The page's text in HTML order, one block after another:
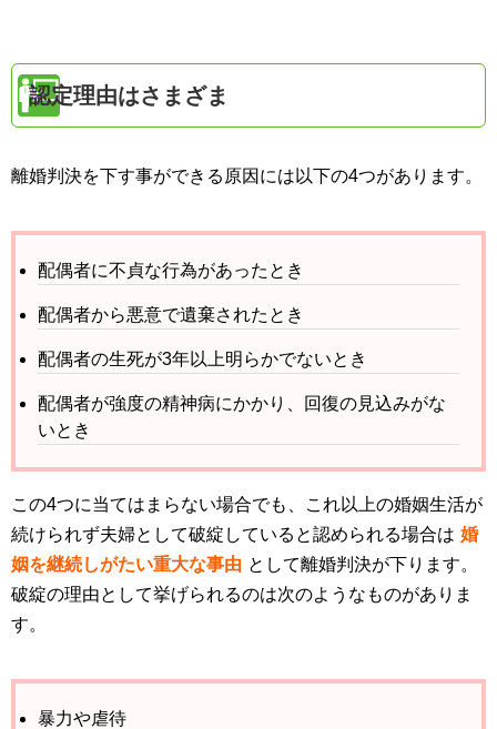
認定理由はさまざま
離婚判決を下す事ができる原因には以下の4つがあります。
配偶者に不貞な行為があったとき
配偶者から悪意で遺棄されたとき
配偶者の生死が3年以上明らかでないとき
配偶者が強度の精神病にかかり、回復の見込みがな
いとき
この4つに当てはまらない場合でも、これ以上の婚姻生活が
続けられず夫婦として破綻していると認められる場合は 婚
姻を継続しがたい重大な事由 として離婚判決が下ります。
破綻の理由として挙げられるのは次のようなものがありま
す。
暴力や虐待